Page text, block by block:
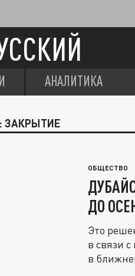
АНАЛИТИКА
ЗАКРЫТИЕ
ОБЩЕСТВО
ДО
Это
в связи
в